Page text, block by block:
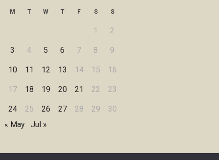
M T W T F S S
1 2
3 4 5 6 7 8 9
10 11 12 13 14 15 16
17 18 19 20 21 22 23
24 25 26 27 28 29
30
« May
Jul »